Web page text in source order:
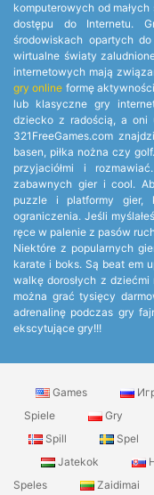
komputerowych od
dostępu do Internetu.
środowiskach opartych
wirtualne światy
internetowych mają
gry online formę
lub klasyczne gry
dziecko z radością, a oni
321FreeGames.com
basen, piłka nożna czy
przyjaciółmi i
zabawnych gier i cool.
puzzle i platformy gier,
ograniczenia. Jeśli
ręce w palenie z pasów
Niektóre z popularnych
karate i boks. Są beat em
walkę dorosłych z dziećmi
można grać tysięcy
adrenalinę podczas gry
ekscytujące gry!!!
Games
Spiele
Gry
Spill
Spel
Jatekok
Speles
Zaidimai